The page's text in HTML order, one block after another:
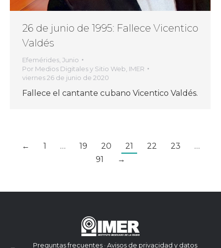
26 de junio de 1995: Fallece Vicentico
Valdés
Efemérides, Junio
Por Medios Digitales y Sitio Web, IMER
viernes 26 de junio de 2020
Fallece el cantante cubano Vicentico Valdés.
← 1 … 19 20 21 22 23
…
91
→
Preguntas frecuentes · Avisos de privacidad y datos